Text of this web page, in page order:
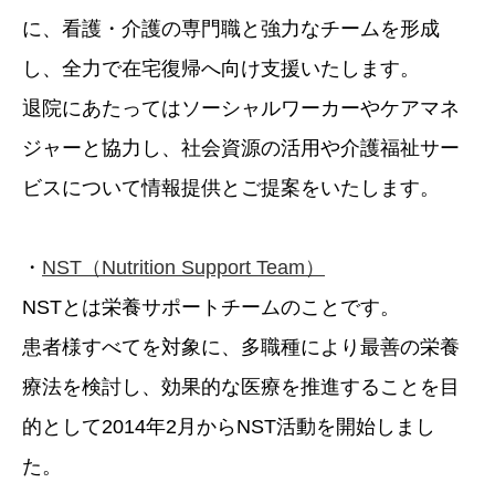
に、看護・介護の専門職と強力なチームを形成
し、全力で在宅復帰へ向け支援いたします。
退院にあたってはソーシャルワーカーやケアマネ
ジャーと協力し、社会資源の活用や介護福祉サー
ビスについて情報提供とご提案をいたします。
・ NST（Nutrition Support Team）
NSTとは栄養サポートチームのことです。
患者様すべてを対象に、多職種により最善の栄養
療法を検討し、効果的な医療を推進することを目
的として2014年2月からNST活動を開始しまし
た。